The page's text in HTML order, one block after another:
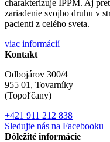
charakterizuje IPPM. Aj
zariadenie svojho druhu v
pacienti z celého sveta.
viac informácií
Kontakt
Odbojárov 300/4
955 01, Tovarníky
(Topoľčany)
+421 911 212 838
Sledujte nás na Facebooku
Dôležité informácie